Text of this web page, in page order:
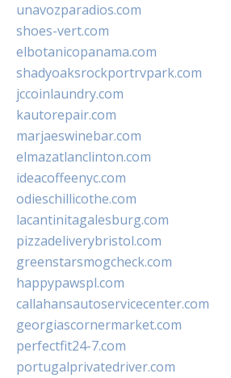
unavozparadios.com
shoes-vert.com
elbotanicopanama.com
shadyoaksrockportrvpark.com
jccoinlaundry.com
kautorepair.com
marjaeswinebar.com
elmazatlanclinton.com
ideacoffeenyc.com
odieschillicothe.com
lacantinitagalesburg.com
pizzadeliverybristol.com
greenstarsmogcheck.com
happypawspl.com
callahansautoservicecenter.com
georgiascornermarket.com
perfectfit24-7.com
portugalprivatedriver.com